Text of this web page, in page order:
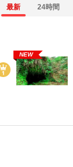
最新 24時間
NEW